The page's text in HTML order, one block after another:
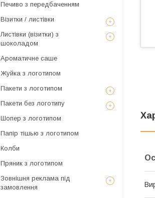
Печиво з передбаченням
Візитки / листівки
Листівки (візитки) з
шоколадом
Ароматичне саше
Жуйка з логотипом
Пакети з логотипом
Пакети без логотипу
Шопер з логотипом
Папір тішью з логотипом
Колби
Пряник з логотипом
Зовнішня реклама під
замовлення